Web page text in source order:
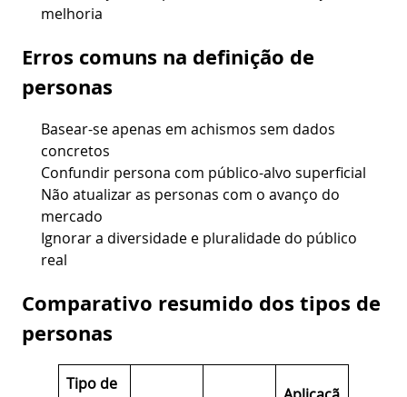
melhoria
Erros comuns na definição de
personas
Basear-se apenas em achismos sem dados
concretos
Confundir persona com público-alvo superficial
Não atualizar as personas com o avanço do
mercado
Ignorar a diversidade e pluralidade do público
real
Comparativo resumido dos tipos de
personas
Tipo de